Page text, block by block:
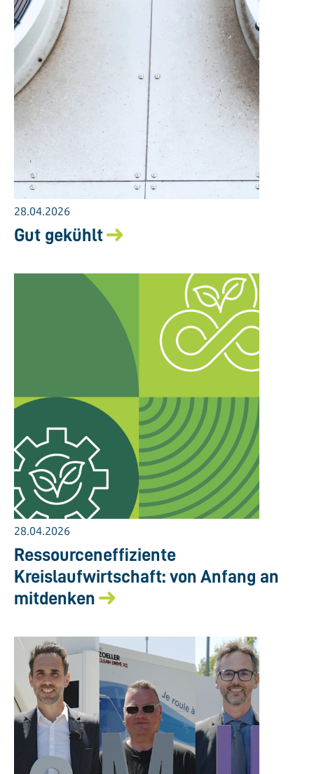
28.04.2026
Gut gekühlt
28.04.2026
Ressourceneffiziente
Kreislaufwirtschaft: von Anfang an
mitdenken